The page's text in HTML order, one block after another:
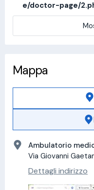
e/doctor-page/
Mappa
Ambulatorio
Via Giovanni
Dettagli indirizzo